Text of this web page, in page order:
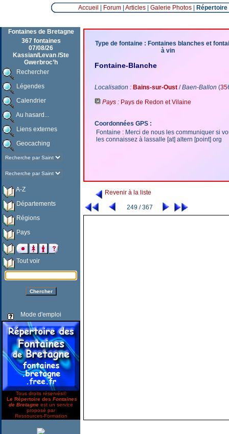
Accueil Forum| Articles| Galerie Photos|
Fontaines de Bretagne
367 fontaines
07/08/26
Kassian/Levan /Ste
Gwerbroc’h
Rechercher
Légendes
Calendrier
Au hasard...
Liens externes
Geocaching
A-Z
Départements
Régions
Pays
Tout voir
Mode d'emploi
Tous droits réservés©
Le Répertoire des Fontaines
de Bretagne est un service
proposé par
Ressources-Formation
Type de fontaine : Fontaines blanches et
à vin
Fontaine-Blanche
Localisation : Bains-sur-Oust /Baen-Ballon (35
Pays : Pays de Redon et Vilaine
Coordonnées GPS :
Fontaine : Merci de nous les communiquer si
les connaissez à lassalle [at] altern [point] org
Revenir à la liste
249 / 367